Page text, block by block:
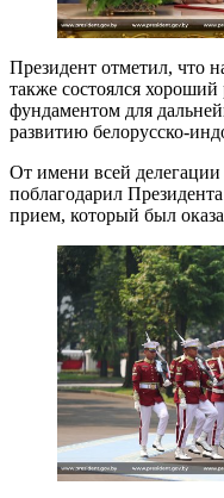
Президент отметил, что
также состоялся
фундаментом для
развитию белорусско-
От имени всей делегации
поблагодарил
прием, который был